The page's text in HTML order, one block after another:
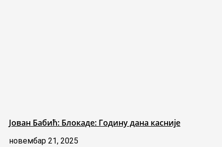
Јован Бабић: Блокаде: Годину дана касније
новембар 21, 2025